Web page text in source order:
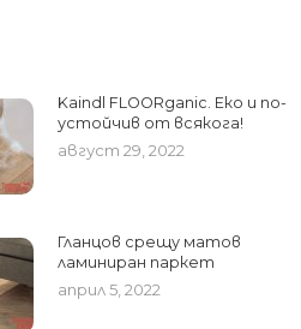
Kaindl FLOORganic. Еко и по-
устойчив от всякога!
август 29, 2022
Гланцов срещу матов
ламиниран паркет
април 5, 2022